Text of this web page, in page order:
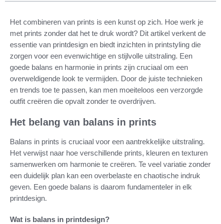
Het combineren van prints is een kunst op zich. Hoe werk je
met prints zonder dat het te druk wordt? Dit artikel verkent de
essentie van printdesign en biedt inzichten in printstyling die
zorgen voor een evenwichtige en stijlvolle uitstraling. Een
goede balans en harmonie in prints zijn cruciaal om een
overweldigende look te vermijden. Door de juiste technieken
en trends toe te passen, kan men moeiteloos een verzorgde
outfit creëren die opvalt zonder te overdrijven.
Het belang van balans in prints
Balans in prints is cruciaal voor een aantrekkelijke uitstraling.
Het verwijst naar hoe verschillende prints, kleuren en texturen
samenwerken om harmonie te creëren. Te veel variatie zonder
een duidelijk plan kan een overbelaste en chaotische indruk
geven. Een goede balans is daarom fundamenteler in elk
printdesign.
Wat is balans in printdesign?